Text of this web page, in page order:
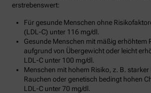
erstrebenswert:
Für gesunde Menschen ohne
(LDL-C) unter 116 mg/dl.
Gesunde Menschen mit mäßig erhöhtem
aufgrund von Übergewicht oder leicht
LDL-C unter 100 mg/dl.
Menschen mit hohem Risiko, z. B. starker
Rauchen oder genetisch bedingt hohen
LDL-C unter 70 mg/dl.